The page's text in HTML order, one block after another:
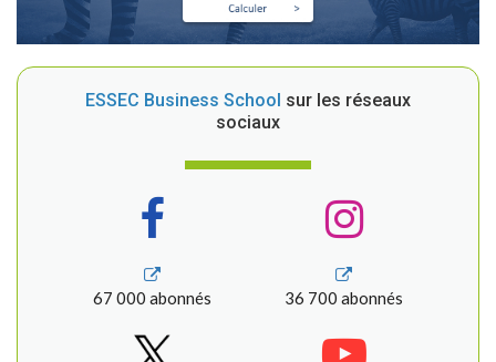
ESSEC Business School sur les réseaux
sociaux
67 000 abonnés 36 700 abonnés